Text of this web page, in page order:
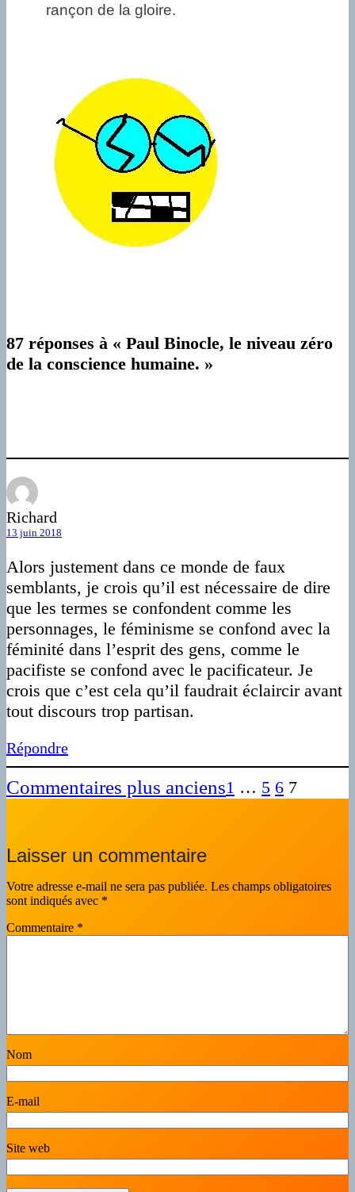
rançon de la gloire.
87 réponses à « Paul Binocle, le niveau zéro
de la conscience humaine. »
Richard
13 juin 2018
Alors justement dans ce monde de faux
semblants, je crois qu’il est nécessaire de dire
que les termes se confondent comme les
personnages, le féminisme se confond avec la
féminité dans l’esprit des gens, comme le
pacifiste se confond avec le pacificateur. Je
crois que c’est cela qu’il faudrait éclaircir avant
tout discours trop partisan.
Répondre
Commentaires plus anciens1 … 5 6 7
Laisser un commentaire
Votre adresse e-mail ne sera pas publiée. Les champs obligatoires
sont indiqués avec *
Commentaire *
Nom
E-mail
Site web